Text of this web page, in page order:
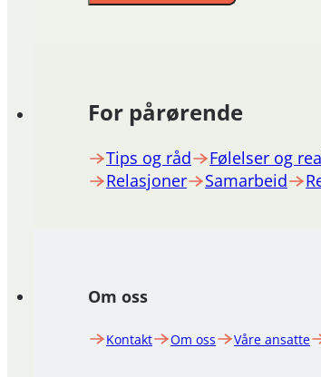
For pårørende
Tips og råd Følelser og
Relasjoner
Samarbeid
Om oss
Kontakt Om oss Våre ansatte